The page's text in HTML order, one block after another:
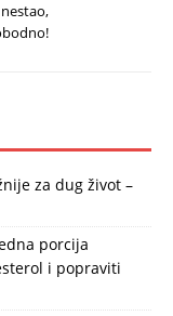
za dug život –
porcija
i popraviti